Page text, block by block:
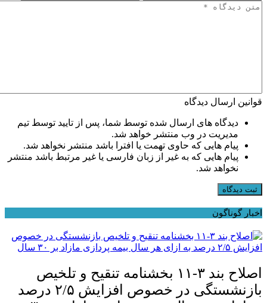
قوانین ارسال دیدگاه
دیدگاه های ارسال شده توسط شما، پس از تایید توسط تیم
مدیریت در وب منتشر خواهد شد.
پیام هایی که حاوی تهمت یا افترا باشد منتشر نخواهد شد.
پیام هایی که به غیر از زبان فارسی یا غیر مرتبط باشد منتشر
نخواهد شد.
ثبت دیدگاه
اخبار گوناگون
اصلاح بند ۳‏-۱۱ بخشنامه تنقیح و تلخیص
بازنشستگی در خصوص افزایش ۵‏‏‏‏‏‏‏‏‏/۲ درصد